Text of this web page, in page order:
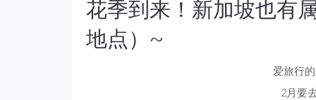
花季到来！新加坡也有
地点）~
爱旅行
2月要